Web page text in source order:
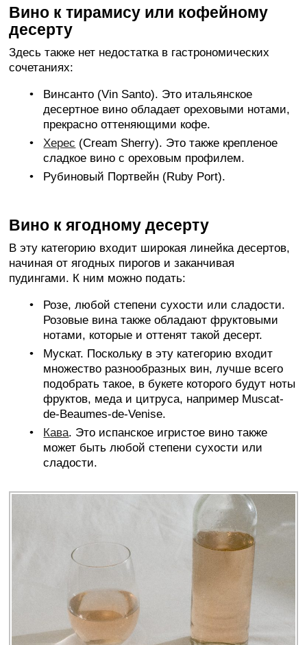
Вино к тирамису или кофейному
десерту
Здесь также нет недостатка в гастрономических
сочетаниях:
Винсанто (Vin Santo). Это итальянское
десертное вино обладает ореховыми нотами,
прекрасно оттеняющими кофе.
Херес (Cream Sherry). Это также крепленое
сладкое вино с ореховым профилем.
Рубиновый Портвейн (Ruby Port).
Вино к ягодному десерту
В эту категорию входит широкая линейка десертов,
начиная от ягодных пирогов и заканчивая
пудингами. К ним можно подать:
Розе, любой степени сухости или сладости.
Розовые вина также обладают фруктовыми
нотами, которые и оттенят такой десерт.
Мускат. Поскольку в эту категорию входит
множество разнообразных вин, лучше всего
подобрать такое, в букете которого будут ноты
фруктов, меда и цитруса, например Muscat-
de-Beaumes-de-Venise.
Кава. Это испанское игристое вино также
может быть любой степени сухости или
сладости.